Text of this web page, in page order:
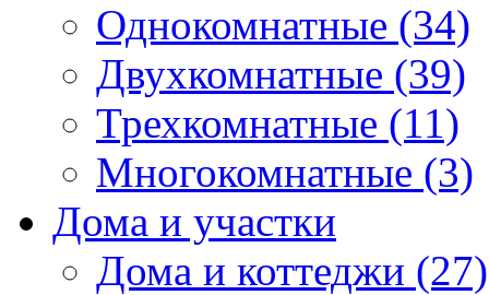
Однокомнатные (34)
Двухкомнатные (39)
Трехкомнатные (11)
Многокомнатные (3)
Дома и участки
Дома и коттеджи (27)